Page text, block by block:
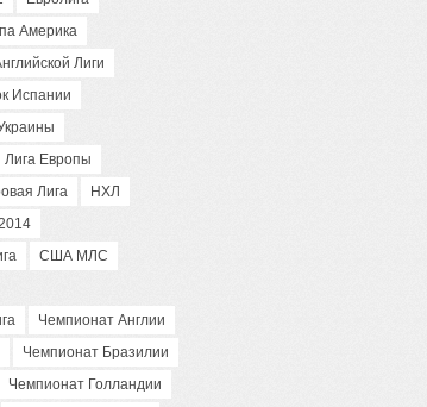
Америка
Лиги
Испании
Лига Европы
Лига
НХЛ
США МЛС
Чемпионат Англии
Чемпионат Бразилии
Чемпионат Голландии